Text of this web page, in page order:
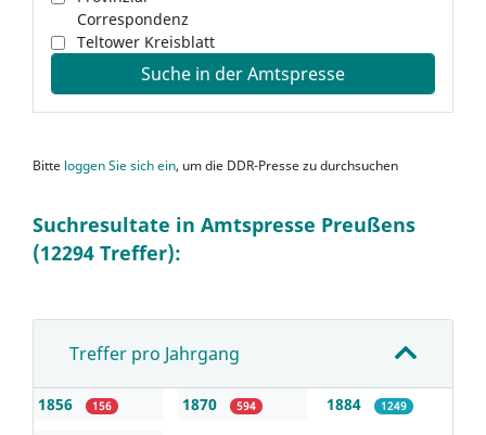
Correspondenz
Teltower Kreisblatt
Suche in der Amtspresse
Bitte loggen Sie sich ein, um die DDR-Presse zu durchsuchen
Suchresultate in Amtspresse Preußens
(12294 Treffer):
Treffer pro Jahrgang
1856 156 1870 594 1884 1249